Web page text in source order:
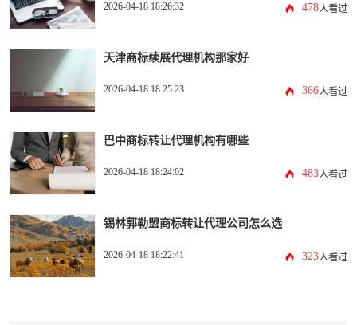
2026-04-18 18:26:32 478人看过
天津商标续展代理机构那家好
2026-04-18 18:25:23 366人看过
巴中商标转让代理机构有哪些
2026-04-18 18:24:02 483人看过
锡林郭勒盟商标转让代理公司怎么选
2026-04-18 18:22:41 323人看过